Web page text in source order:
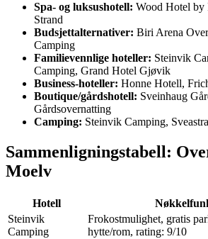
Spa- og luksushotell: Wood Hotel by
Strand
Budsjettalternativer: Biri Arena
Camping
Familievennlige hoteller: Steinvik
Camping, Grand Hotel Gjøvik
Business-hoteller: Honne Hotell,
Boutique/gårdshotell: Sveinhaug
Gårdsovernatting
Camping: Steinvik Camping,
Sammenligningstabell:
Moelv
Hotell
Steinvik
Camping
Frokostmulighet, gratis
hytte/rom, rating: 9/10